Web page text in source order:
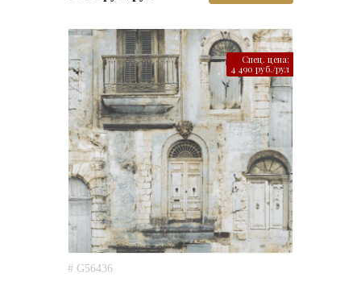
Спец. цена:
4 490 руб./рул
# G56436